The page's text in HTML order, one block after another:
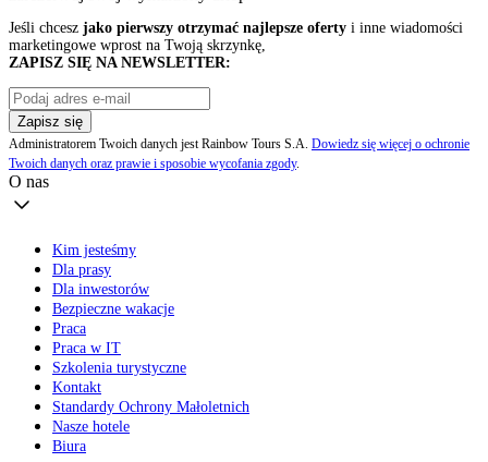
Jeśli chcesz jako pierwszy otrzymać najlepsze oferty i inne wiadomości
marketingowe wprost na Twoją skrzynkę,
ZAPISZ SIĘ NA NEWSLETTER:
Zapisz się
Administratorem Twoich danych jest Rainbow Tours S.A. Dowiedz się więcej o ochronie
Twoich danych oraz prawie i sposobie wycofania zgody.
O nas
Kim jesteśmy
Dla prasy
Dla inwestorów
Bezpieczne wakacje
Praca
Praca w IT
Szkolenia turystyczne
Kontakt
Standardy Ochrony Małoletnich
Nasze hotele
Biura